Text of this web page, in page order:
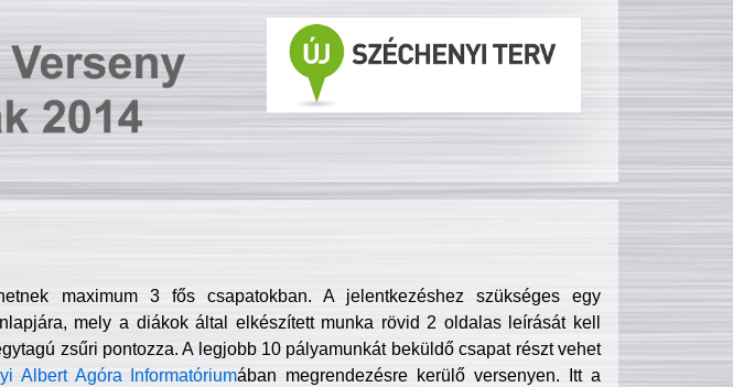
maximum 3 fős csapatokban. A jelentkezéshez szükséges egy
mely a diákok által elkészített munka rövid 2 oldalas leírását kell
zsűri pontozza. A legjobb 10 pályamunkát beküldő csapat részt vehet
Albert Agóra Informatóriumában megrendezésre kerülő versenyen. Itt a